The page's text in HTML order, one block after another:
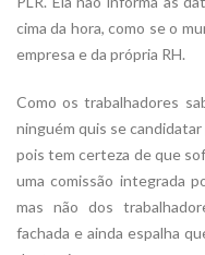
cima da hora, como se o
empresa e da própria RH.
Como os trabalhadores
ninguém quis se candidatar
pois tem certeza de que
uma comissão integrada
mas não dos
fachada e ainda espalha